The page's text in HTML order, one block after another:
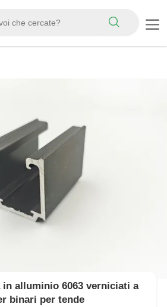
alluminio 6063 verniciati a
binari per tende